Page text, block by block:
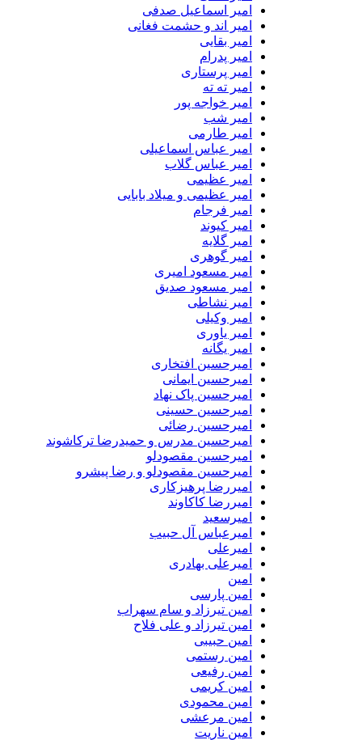
امیر اسماعیل صدفی
امیر اند و حشمت فغانی
امیر بقایی
امیر پدرام
امیر پرستاری
امیر ته ته
امیر خواجه پور
امیر شب
امیر طارمی
امیر عباس اسماعیلی
امیر عباس گلاب
امیر عظیمی
امیر عظیمی و میلاد بابایی
امیر فرجام
امیر کیوند
امیر گلایه
امیر گوهری
امیر مسعود امیری
امیر مسعود صدیق
امیر نشاطی
امیر وکیلی
امیر یاوری
امیر یگانه
امیرحسین افتخاری
امیرحسین ایمانی
امیرحسین پاک نهاد
امیرحسین حسینی
امیرحسین رضائی
امیرحسین مدرس و حمیدرضا ترکاشوند
امیرحسین مقصودلو
امیرحسین مقصودلو و رضا پیشرو
امیررضا پرهیزکاری
امیررضا کاکاوند
امیرسعید
امیرعباس آل حبیب
امیرعلی
امیرعلی بهادری
امین پارسی
امین تیرزاد و سام سهراب
امین تیرزاد و علی فلاح
امین حبیبی
امین رستمی
امین رفیعی
امین کریمی
امین محمودی
امین مرعشی
امین ناریت